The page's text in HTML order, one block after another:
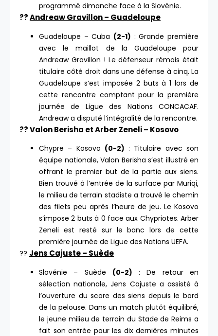
programmé dimanche face à la Slovénie.
??Andreaw Gravillon – Guadeloupe
Guadeloupe – Cuba (2-1) : Grande première
avec le maillot de la Guadeloupe pour
Andreaw Gravillon ! Le défenseur rémois était
titulaire côté droit dans une défense à cinq. La
Guadeloupe s’est imposée 2 buts à 1 lors de
cette rencontre comptant pour la première
journée de Ligue des Nations CONCACAF.
Andreaw a disputé l’intégralité de la rencontre.
??Valon Berisha et Arber Zeneli – Kosovo
Chypre – Kosovo (0-2) : Titulaire avec son
équipe nationale, Valon Berisha s’est illustré en
offrant le premier but de la partie aux siens.
Bien trouvé à l’entrée de la surface par Muriqi,
le milieu de terrain stadiste a trouvé le chemin
des filets peu après l’heure de jeu. Le Kosovo
s’impose 2 buts à 0 face aux Chypriotes. Arber
Zeneli est resté sur le banc lors de cette
première journée de Ligue des Nations UEFA.
?? Jens Cajuste – Suède
Slovénie – Suède (0-2) : De retour en
sélection nationale, Jens Cajuste a assisté à
l’ouverture du score des siens depuis le bord
de la pelouse. Dans un match plutôt équilibré,
le jeune milieu de terrain du Stade de Reims a
fait son entrée pour les dix dernières minutes